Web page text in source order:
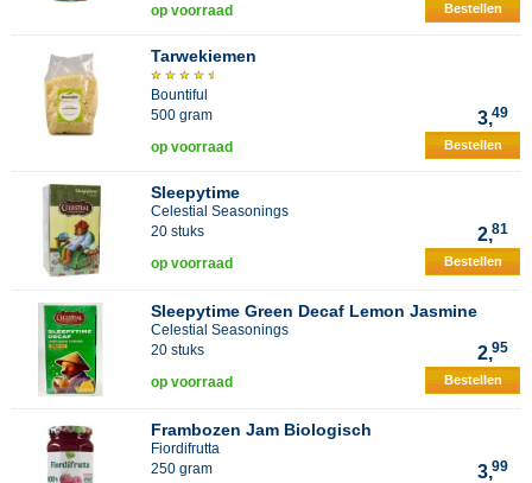
op voorraad Bestellen
Tarwekiemen
Bountiful
500 gram
3,49
op voorraad Bestellen
Sleepytime
Celestial Seasonings
20 stuks
2,81
op voorraad Bestellen
Sleepytime Green Decaf Lemon Jasmine
Celestial Seasonings
20 stuks
2,95
op voorraad Bestellen
Frambozen Jam Biologisch
Fiordifrutta
250 gram
3,99